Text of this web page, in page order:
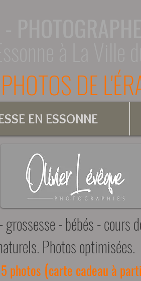
DE
EN ESSONNE
- bébés - cours
Photos optimisées.
photos(carte cadeau à